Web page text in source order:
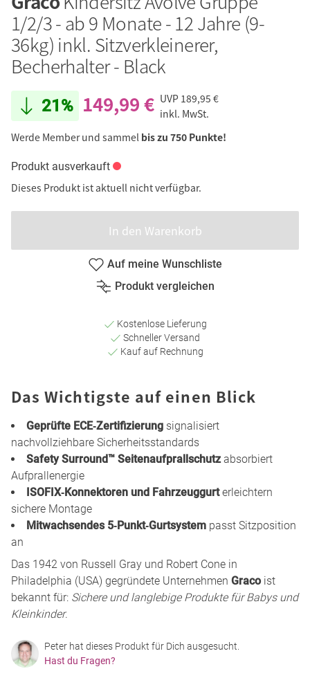
1/2/3 - ab 9 Monate - 12 Jahre (9-
36kg) inkl. Sitzverkleinerer,
Becherhalter - Black
21% 149,99 € UVP 189,95 €
inkl. MwSt.
Werde Member und sammel bis zu 750 Punkte!
Produkt ausverkauft
Dieses Produkt ist aktuell nicht verfügbar.
In den Warenkorb
Auf meine Wunschliste
Produkt vergleichen
Kostenlose Lieferung
Schneller Versand
Kauf auf Rechnung
Das Wichtigste auf einen Blick
Geprüfte ECE‑Zertifizierung signalisiert
nachvollziehbare Sicherheitsstandards
Safety Surround™ Seitenaufprallschutzabsorbiert
Aufprallenergie
ISOFIX‑Konnektoren und Fahrzeuggurterleichtern
sichere Montage
Mitwachsendes 5‑Punkt‑Gurtsystem passt Sitzposition
an
Das 1942 von Russell Gray und Robert Cone in
Philadelphia (USA) gegründete Unternehmen Graco ist
bekannt für: Sichere und langlebige Produkte für Babys und
Kleinkinder.
Peter hat dieses Produkt für Dich ausgesucht.
Hast du Fragen?